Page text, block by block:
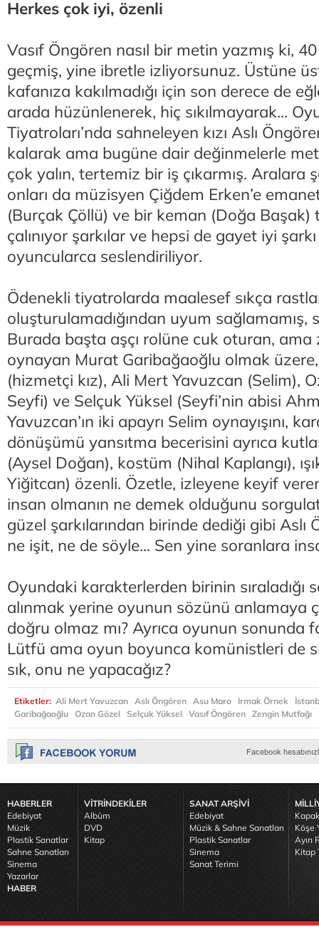
Herkes çok iyi, özenli
Vasıf Öngören nasıl bir metin yazmış ki,
geçmiş, yine ibretle izliyorsunuz. Üstüne
kafanıza kakılmadığı için son derece de
arada hüzünlenerek, hiç sıkılmayarak...
Tiyatroları’nda sahneleyen kızı Aslı
kalarak ama bugüne dair değinmelerle
çok yalın, tertemiz bir iş çıkarmış. Aralara
onları da müzisyen Çiğdem Erken’e
(Burçak Çöllü) ve bir keman (Doğa Başak)
çalınıyor şarkılar ve hepsi de gayet iyi
oyuncularca seslendiriliyor.
Ödenekli tiyatrolarda maalesef sıkça
oluşturulamadığından uyum sağlamamış,
Burada başta aşçı rolüne cuk oturan,
oynayan Murat Garibağaoğlu olmak
(hizmetçi kız), Ali Mert Yavuzcan (Selim),
Seyfi) ve Selçuk Yüksel (Seyfi’nin abisi
Yavuzcan’ın iki apayrı Selim oynayışını,
dönüşümü yansıtma becerisini ayrıca
(Aysel Doğan), kostüm (Nihal Kaplangı),
Yiğitcan) özenli. Özetle, izleyene keyif
insan olmanın ne demek olduğunu
güzel şarkılarından birinde dediği gibi Aslı
ne işit, ne de söyle... Sen yine soranlara
Oyundaki karakterlerden birinin sıraladığı
alınmak yerine oyunun sözünü anlamaya
doğru olmaz mı? Ayrıca oyunun sonunda
Lütfü ama oyun boyunca komünistleri de
sık, onu ne yapacağız?
Etiketler: Ali Mert Yavuzcan Aslı Öngören Asu Maro Irmak Örnek
Garibağaoğlu Ozan Gözel Selçuk Yüksel Vasıf Öngören Zengin Mutfağı
HABERLER
Edebiyat
Müzik
Plastik Sanatlar
Sahne Sanatları
Sinema
Yazarlar
HABER
VİTRİNDEKİLER
Albüm
DVD
Kitap
SANAT ARŞİVİ
Edebiyat
Müzik & Sahne Sanatları
Plastik Sanatlar
Sinema
Sanat Terimi
Köşe
Ayın
Kitap